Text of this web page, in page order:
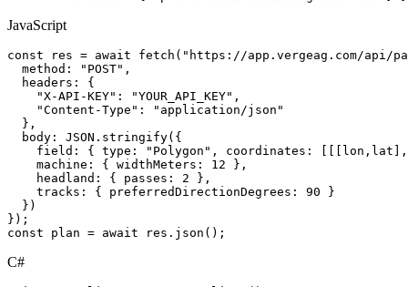
JavaScript
const res = await fetch("https://app.vergeag.com/api/
  method: "POST",
  headers: {
    "X-API-KEY": "YOUR_API_KEY",
    "Content-Type": "application/json"
  },
  body: JSON.stringify({
field: { type: "Polygon", coordinates:
    machine: { widthMeters: 12 },
    headland: { passes: 2 },
    tracks: { preferredDirectionDegrees: 90 }
  })
});
const plan = await res.json();
C#